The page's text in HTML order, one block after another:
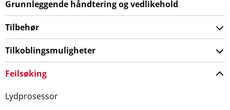
Grunnleggende håndtering og vedlikehold
Tilbehør
Tilkoblingsmuligheter
Feilsøking
Lydprosessor